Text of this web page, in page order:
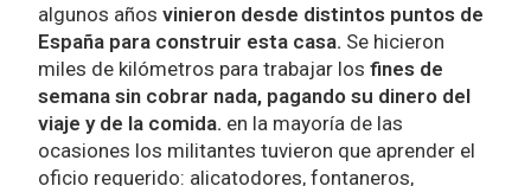
algunos añosvinieron desde distintos puntos de
España para construir esta casa. Se hicieron
miles de kilómetros para trabajar losfines de
semana sin cobrar nada, pagando su dinero del
viaje y de la comida. en la mayoría de las
ocasiones los militantes tuvieron que aprender el
oficio requerido: alicatodores, fontaneros,